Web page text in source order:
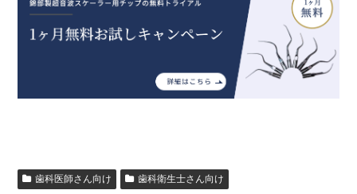
歯科医師さん向け 歯科衛生士さん向け